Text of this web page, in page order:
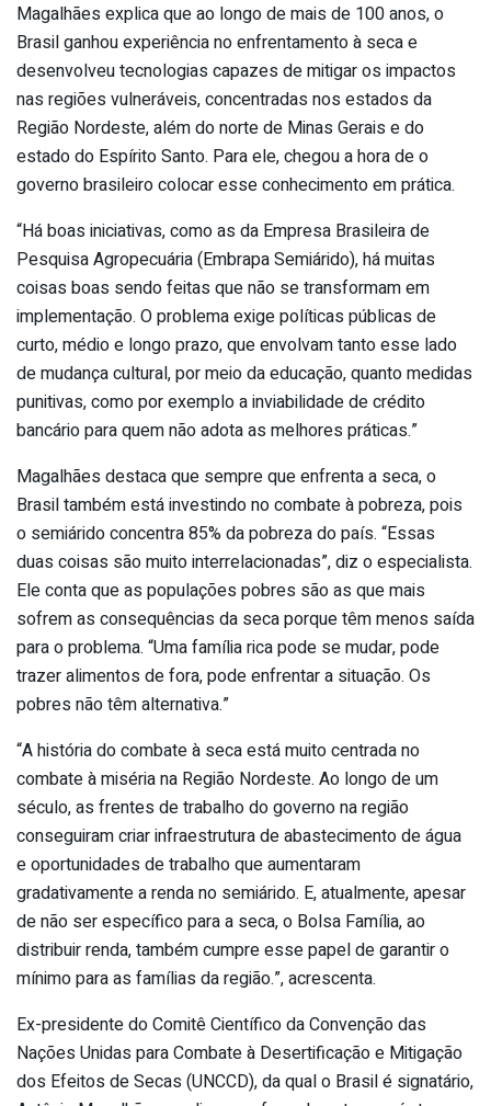
Magalhães explica que ao longo de mais de 100 anos, o
Brasil ganhou experiência no enfrentamento à seca e
desenvolveu tecnologias capazes de mitigar os impactos
nas regiões vulneráveis, concentradas nos estados da
Região Nordeste, além do norte de Minas Gerais e do
estado do Espírito Santo. Para ele, chegou a hora de o
governo brasileiro colocar esse conhecimento em prática.
“Há boas iniciativas, como as da Empresa Brasileira de
Pesquisa Agropecuária (Embrapa Semiárido), há muitas
coisas boas sendo feitas que não se transformam em
implementação. O problema exige políticas públicas de
curto, médio e longo prazo, que envolvam tanto esse lado
de mudança cultural, por meio da educação, quanto medidas
punitivas, como por exemplo a inviabilidade de crédito
bancário para quem não adota as melhores práticas.”
Magalhães destaca que sempre que enfrenta a seca, o
Brasil também está investindo no combate à pobreza, pois
o semiárido concentra 85% da pobreza do país. “Essas
duas coisas são muito interrelacionadas”, diz o especialista.
Ele conta que as populações pobres são as que mais
sofrem as consequências da seca porque têm menos saída
para o problema. “Uma família rica pode se mudar, pode
trazer alimentos de fora, pode enfrentar a situação. Os
pobres não têm alternativa.”
“A história do combate à seca está muito centrada no
combate à miséria na Região Nordeste. Ao longo de um
século, as frentes de trabalho do governo na região
conseguiram criar infraestrutura de abastecimento de água
e oportunidades de trabalho que aumentaram
gradativamente a renda no semiárido. E, atualmente, apesar
de não ser específico para a seca, o Bolsa Família, ao
distribuir renda, também cumpre esse papel de garantir o
mínimo para as famílias da região.”, acrescenta.
Ex-presidente do Comitê Científico da Convenção das
Nações Unidas para Combate à Desertificação e Mitigação
dos Efeitos de Secas (UNCCD), da qual o Brasil é signatário,